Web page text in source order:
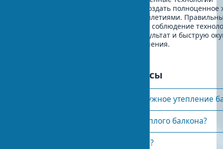
теплоизоляции балкона позволяют создать полноценное
пространство, которое служит десятилетиями.
материалов для утепления балкона и соблюдение
монтажа гарантируют отличный результат и быструю
вложений в энергосберегающие решения.
Часто задаваемые вопросы
Что лучше внутреннее или наружное утепление
Какой утеплитель лучше для теплого балкона?
Сколько стоит утеплить лоджию?